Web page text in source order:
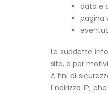
data e
pagina
Le suddette
sito, e per
A fini di
l'indirizzo IP,